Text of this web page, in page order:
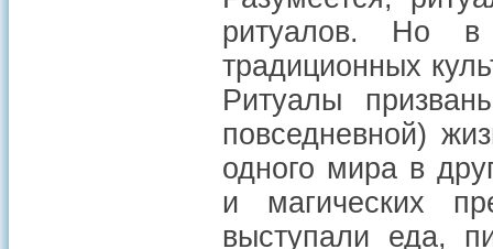
ритуалов. Но в
традиционных
Ритуалы
повседневной)
одного мира в
и магических
выступали еда,